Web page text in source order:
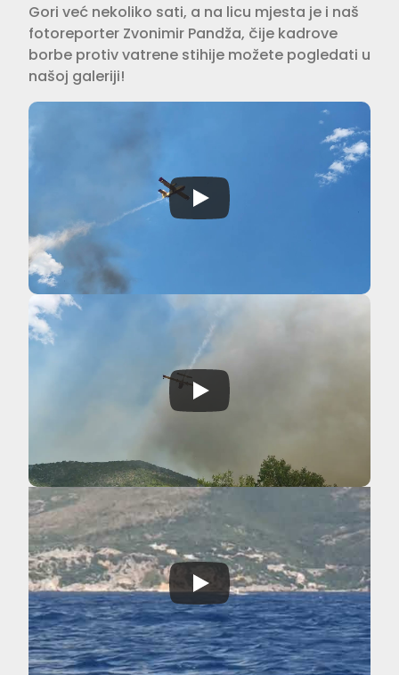
Gori već nekoliko sati, a na licu mjesta je i naš
fotoreporter Zvonimir Pandža, čije kadrove
borbe protiv vatrene stihije možete pogledati u
našoj galeriji!